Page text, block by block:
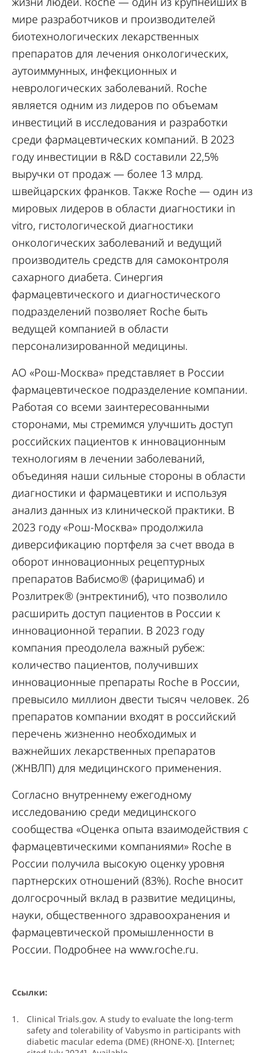
мире разработчиков и производителей
биотехнологических лекарственных
препаратов для лечения онкологических,
аутоиммунных, инфекционных и
неврологических заболеваний. Roche
является одним из лидеров по объемам
инвестиций в исследования и разработки
среди фармацевтических компаний. В 2023
году инвестиции в R&D составили 22,5%
выручки от продаж — более 13 млрд.
швейцарских франков. Также Roche — один из
мировых лидеров в области диагностики in
vitro, гистологической диагностики
онкологических заболеваний и ведущий
производитель средств для самоконтроля
сахарного диабета. Синергия
фармацевтического и диагностического
подразделений позволяет Roche быть
ведущей компанией в области
персонализированной медицины.
АО «Рош-Москва» представляет в России
фармацевтическое подразделение компании.
Работая со всеми заинтересованными
сторонами, мы стремимся улучшить доступ
российских пациентов к инновационным
технологиям в лечении заболеваний,
объединяя наши сильные стороны в области
диагностики и фармацевтики и используя
анализ данных из клинической практики. В
2023 году «Рош-Москва» продолжила
диверсификацию портфеля за счет ввода в
оборот инновационных рецептурных
препаратов Вабисмо® (фарицимаб) и
Розлитрек® (энтректиниб), что позволило
расширить доступ пациентов в России к
инновационной терапии. В 2023 году
компания преодолела важный рубеж:
количество пациентов, получивших
инновационные препараты Roche в России,
превысило миллион двести тысяч человек. 26
препаратов компании входят в российский
перечень жизненно необходимых и
важнейших лекарственных препаратов
(ЖНВЛП) для медицинского применения.
Согласно внутреннему ежегодному
исследованию среди медицинского
сообщества «Оценка опыта взаимодействия с
фармацевтическими компаниями» Roche в
России получила высокую оценку уровня
партнерских отношений (83%). Roche вносит
долгосрочный вклад в развитие медицины,
науки, общественного здравоохранения и
фармацевтической промышленности в
России. Подробнее на www.roche.ru.
Ссылки:
Clinical Trials.gov. A study to evaluate the long-term
safety and tolerability of Vabysmo in participants with
diabetic macular edema (DME) (RHONE-X). [Internet;